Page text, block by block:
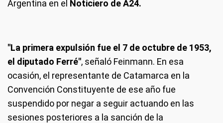
Argentina en el Noticiero de A24.
"La primera expulsión fue el 7 de octubre de 1953,
el diputado Ferré", señaló Feinmann. En esa
ocasión, el representante de Catamarca en la
Convención Constituyente de ese año fue
suspendido por negar a seguir actuando en las
sesiones posteriores a la sanción de la